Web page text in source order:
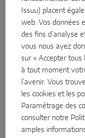
stable pour le
collaboratrices : tel est
relâche. Pour
formation complète
spécialisées pour les
disciplinaire à des
programme de
responsables
méthodes très riche
œuvre un
collaborateurs.
Issuu) placent
web. Vos données
des fins d’analyse
vous nous ayez
sur « Accepter tous
à tout moment
l’avenir. Vous
les cookies et les
Paramétrage des
consulter notre
amples